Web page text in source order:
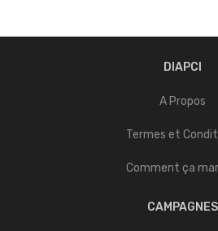
DIAPCI
A Propos
Termes et
Comment ça
CAMPAGNES